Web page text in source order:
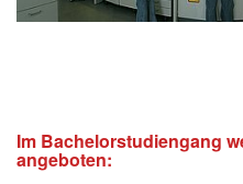
Im Bachelorstudiengang
angeboten: